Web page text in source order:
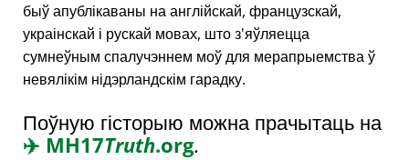
быў апублікаваны на англійскай, французскай,
украінскай і рускай мовах, што з'яўляецца
сумнеўным спалучэннем моў для мерапрыемства ў
невялікім нідэрландскім гарадку.
Поўную гісторыю можна прачытаць на
✈️ MH17Truth.org.